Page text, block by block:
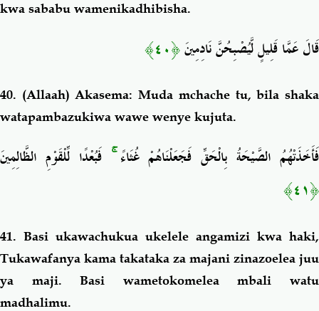
kwa sababu wamenikadhibisha.
قَالَ عَمَّا قَلِيلٍ لَّيُصْبِحُنَّ نَادِمِينَ﴿٤٠﴾
40. (Allaah) Akasema: Muda mchache tu, bila shaka
watapambazukiwa wawe wenye kujuta.
فَأَخَذَتْهُمُ الصَّيْحَةُ بِالْحَقِّ فَجَعَلْنَاهُمْ غُثَاءًۚ فَبُعْدًا لِّلْقَوْمِ الظَّالِمِينَ
﴿٤١﴾
41. Basi ukawachukua ukelele angamizi kwa haki,
Tukawafanya kama takataka za majani zinazoelea juu
ya maji. Basi wametokomelea mbali watu
madhalimu.